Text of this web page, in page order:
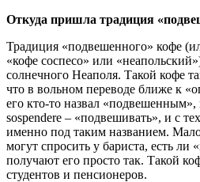
Откуда пришла традиция
Традиция «подвешенного» кофе
«кофе соспесо» или
солнечного Неаполя. Такой кофе
что в вольном переводе ближе к
его кто-то назвал «подвешенным»,
sospendere – «подвешивать», и с
именно под таким названием.
могут спросить у бариста, есть ли
получают его просто так. Такой
студентов и пенсионеров.